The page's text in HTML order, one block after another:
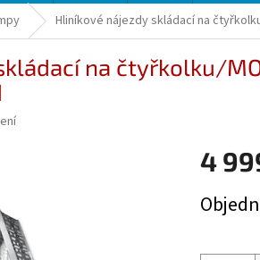
Hliníkové nájezdy skládací na
na čtyřkolku/
4
cena: